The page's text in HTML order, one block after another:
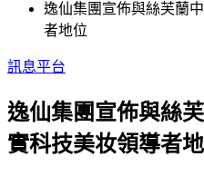
逸仙集團宣佈與絲芙蘭
者地位
訊息平台
逸仙集團宣佈與絲
實科技美妆領導者